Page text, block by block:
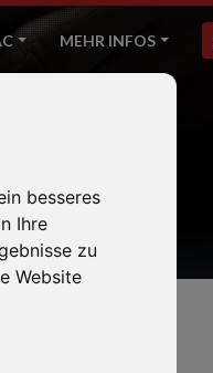
besseres
Ihre
zu
Website
MEHR INFOS